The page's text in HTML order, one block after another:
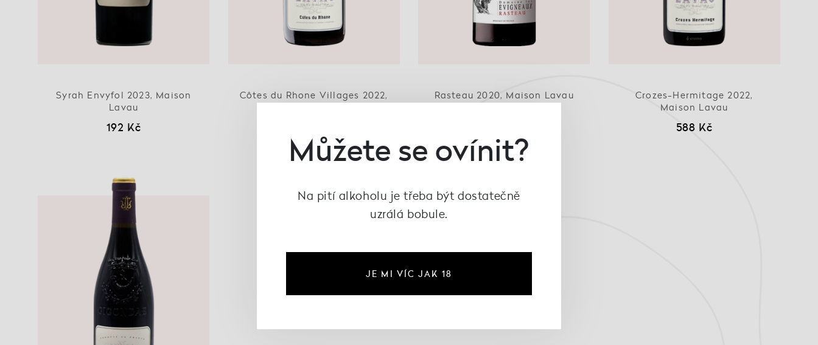
Syrah Envyfol 2023, Maison
Lavau
192 Kč
Côtes du Rhone Villages 2022,
Maison Lavau
Rasteau 2020, Maison Lavau
Crozes-Hermitage 2022,
Maison Lavau
588 Kč
Můžete se ovínit?
Na pití alkoholu je třeba být dostatečně
uzrálá bobule.
JE MI VÍC JAK 18